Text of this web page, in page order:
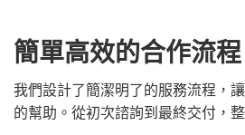
簡單高效的合作流程
我們設計了簡潔明了的服務流程，
的幫助。從初次諮詢到最終交付，